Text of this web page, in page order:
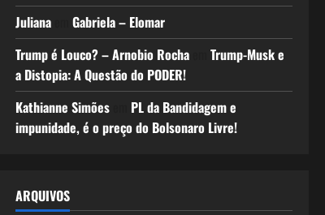
Julianaem Gabriela – Elomar
Trump é Louco? – Arnobio Rochaem Trump-Musk e
a Distopia: A Questão do PODER!
Kathianne Simõesem PL da Bandidagem e
impunidade, é o preço do Bolsonaro Livre!
ARQUIVOS